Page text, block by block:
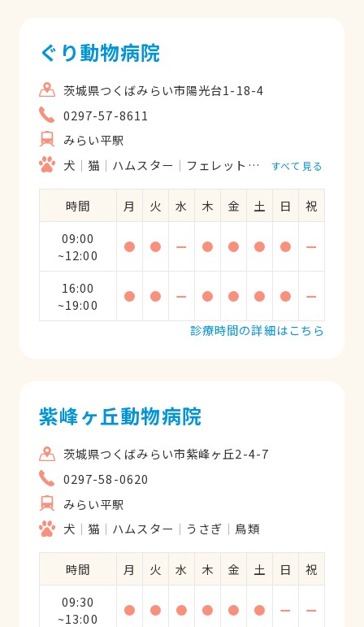
ぐり動物病院
茨城県つくばみらい市陽光台1-18-4
0297-57-8611
みらい平駅
犬
猫 ハムスター フェレット うさぎ 鳥類
すべて見る
時間 月 火 水 木 金 土 日
祝
09:00
~12:00
● ● ー ● ● ● ● ー
16:00
~19:00
● ● ー ● ● ● ●
ー
診療時間の詳細はこちら
紫峰ヶ丘動物病院
茨城県つくばみらい市紫峰ヶ丘2-4-7
0297-58-0620
みらい平駅
犬
猫 ハムスター うさぎ 鳥類
時間 月 火 水 木 金 土 日
祝
09:30
~13:00
● ● ● ● ● ● ー ー